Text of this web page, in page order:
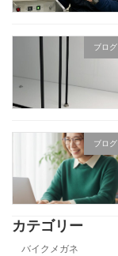
ブログ
ブログ
カテゴリー
バイクメガネ